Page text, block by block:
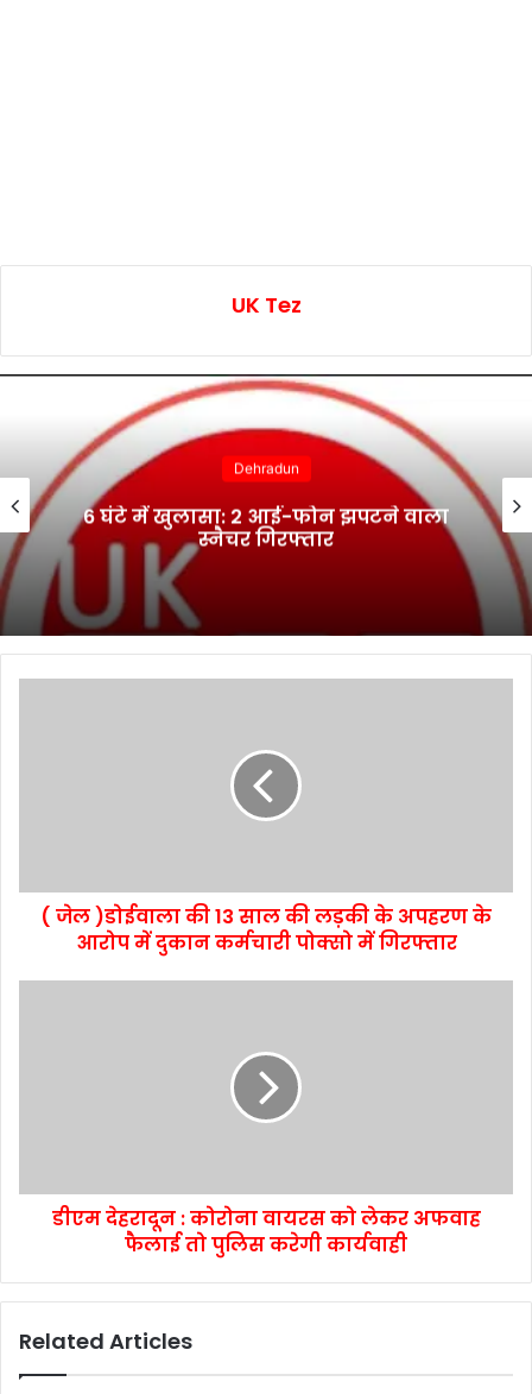
UK Tez
Dehradun
6 घंटे में खुलासा: 2 आई-फोन झपटने वाला
स्नैचर गिरफ्तार
( जेल )डोईवाला की 13 साल की लड़की के अपहरण के
आरोप में दुकान कर्मचारी पोक्सो में गिरफ्तार
डीएम देहरादून : कोरोना वायरस को लेकर अफवाह
फैलाई तो पुलिस करेगी कार्यवाही
Related Articles